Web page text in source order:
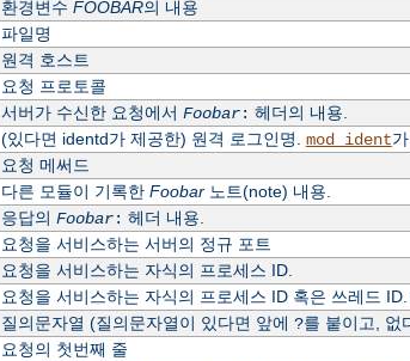
환경변수 FOOBAR의 내용
파일명
원격 호스트
요청 프로토콜
서버가 수신한 요청에서 Foobar: 헤더의 내용.
(있다면 identd가 제공한) 원격 로그인명. mod_ident
요청 메써드
다른 모듈이 기록한 Foobar노트(note) 내용.
응답의 Foobar: 헤더 내용.
요청을 서비스하는 서버의 정규 포트
요청을 서비스하는 자식의 프로세스 ID.
요청을 서비스하는 자식의 프로세스 ID 혹은 쓰레드
질의문자열 (질의문자열이 있다면 앞에 ?를 붙이고, 없
요청의 첫번째 줄